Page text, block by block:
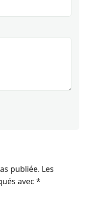
publiée. Les
avec *